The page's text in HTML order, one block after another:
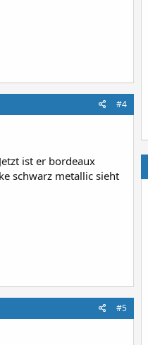
#4
ist er bordeaux
schwarz metallic sieht
#5